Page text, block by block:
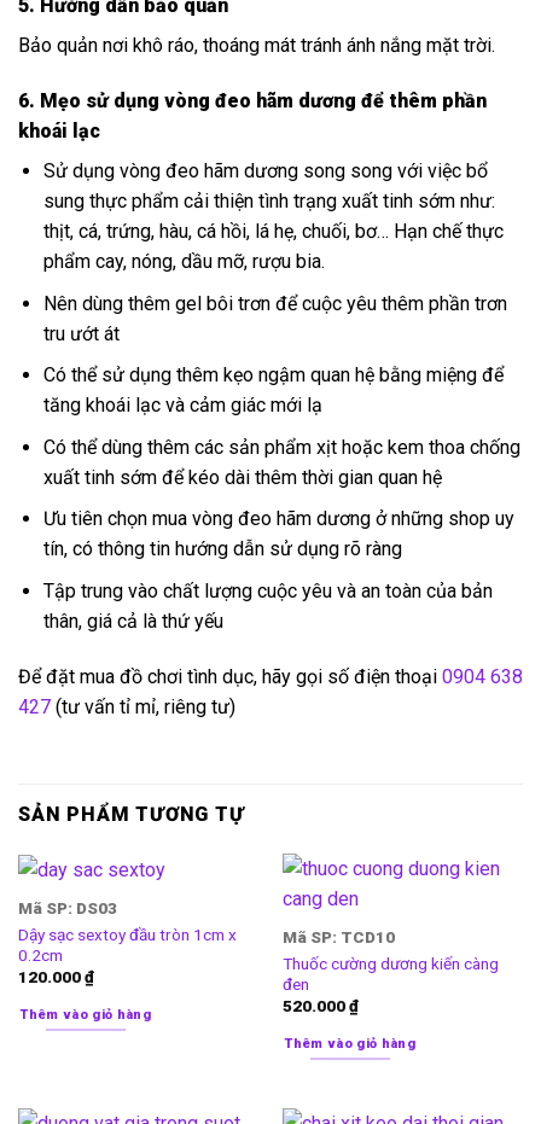
5. Hướng dẫn bảo quản
Bảo quản nơi khô ráo, thoáng mát tránh ánh nắng mặt trời.
6. Mẹo sử dụng vòng đeo hãm dương để thêm phần
khoái lạc
Sử dụng vòng đeo hãm dương song song với việc bổ
sung thực phẩm cải thiện tình trạng xuất tinh sớm như:
thịt, cá, trứng, hàu, cá hồi, lá hẹ, chuối, bơ… Hạn chế thực
phẩm cay, nóng, dầu mỡ, rượu bia.
Nên dùng thêm gel bôi trơn để cuộc yêu thêm phần trơn
tru ướt át
Có thể sử dụng thêm kẹo ngậm quan hệ bằng miệng để
tăng khoái lạc và cảm giác mới lạ
Có thể dùng thêm các sản phẩm xịt hoặc kem thoa chống
xuất tinh sớm để kéo dài thêm thời gian quan hệ
Ưu tiên chọn mua vòng đeo hãm dương ở những shop uy
tín, có thông tin hướng dẫn sử dụng rõ ràng
Tập trung vào chất lượng cuộc yêu và an toàn của bản
thân, giá cả là thứ yếu
Để đặt mua đồ chơi tình dục, hãy gọi số điện thoại 0904 638
427 (tư vấn tỉ mỉ, riêng tư)
SẢN PHẨM TƯƠNG TỰ
Mã SP: DS03
Dậy sạc sextoy đầu tròn 1cm x
0.2cm
120.000₫
Thêm vào giỏ hàng
Mã SP: TCD10
Thuốc cường dương kiến càng
đen
520.000₫
Thêm vào giỏ hàng